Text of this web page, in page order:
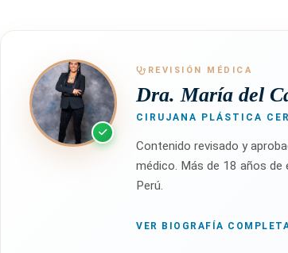
REVISIÓN MÉDICA
Dra. María del
CIRUJANA PLÁSTICA
Contenido revisado y
médico. Más de 18 años de
Perú.
VER BIOGRAFÍA